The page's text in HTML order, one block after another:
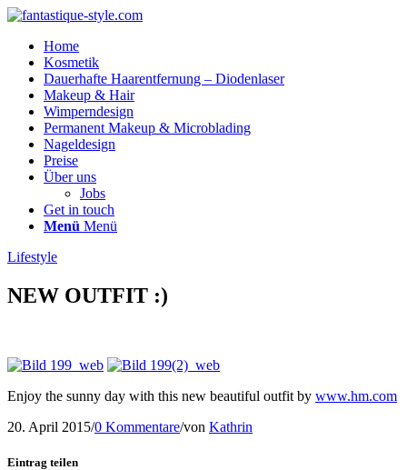
Home
Kosmetik
Dauerhafte Haarentfernung – Diodenlaser
Makeup & Hair
Wimperndesign
Permanent Makeup & Microblading
Nageldesign
Preise
Über uns
Jobs
Get in touch
Menü Menü
Lifestyle
NEW OUTFIT :)
Enjoy the sunny day with this new beautiful outfit by www.hm.com
20. April 2015/0 Kommentare/von Kathrin
Eintrag teilen